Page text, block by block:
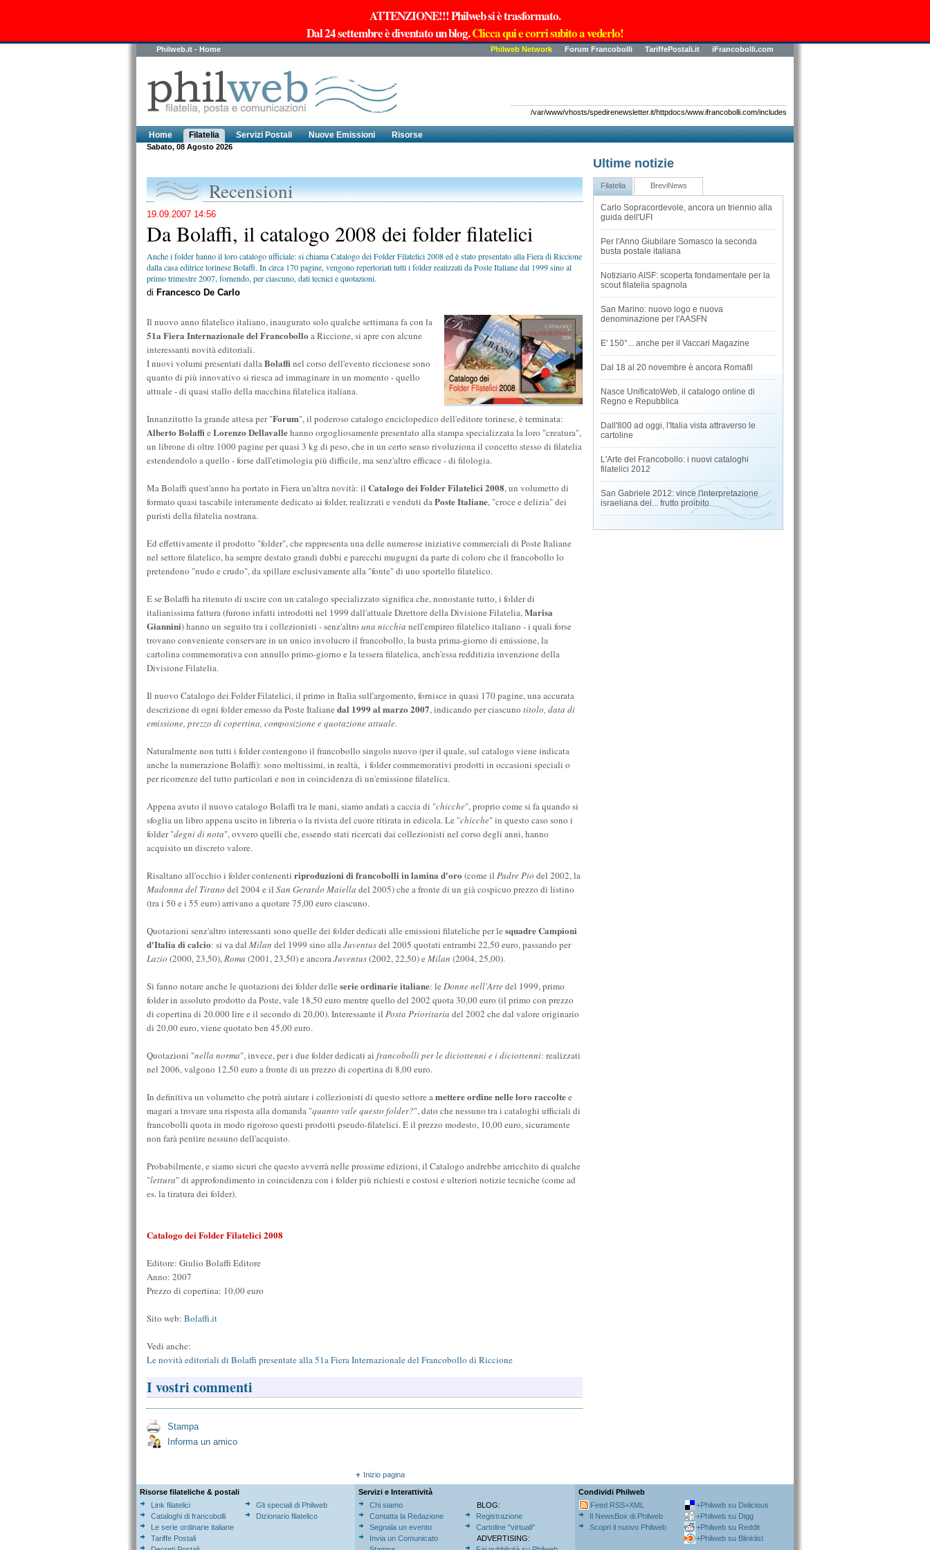
ATTENZIONE!!! Philweb si è trasformato.
Dal 24 settembre è diventato un blog.Clicca qui e corri subito a vederlo!
Philweb.it - Home Philweb Network Forum Francobolli TariffePostali.it iFrancobolli.com
/var/www/vhosts/spedirenewsletter.it/httpdocs/www.ifrancobolli.com/includes
Home Filatelia Servizi Postali Nuove Emissioni Risorse
Sabato, 08 Agosto 2026
Ultime notizie
Recensioni
19.09.2007 14:56
Da Bolaffi, il catalogo 2008 dei folder filatelici
Anche i folder hanno il loro catalogo ufficiale: si chiama Catalogo dei Folder Filatelici 2008 ed è stato presentato alla Fiera di Riccione
dalla casa editrice torinese Bolaffi. In circa 170 pagine, vengono repertoriati tutti i folder realizzati da Poste Italiane dal 1999 sino al
primo trimestre 2007, fornendo, per ciascuno, dati tecnici e quotazioni.
di Francesco De Carlo
Il nuovo anno filatelico italiano, inaugurato solo qualche settimana fa con la
51a Fiera Internazionale del Francobollo a Riccione, si apre con alcune
interessanti novità editoriali.
I nuovi volumi presentati dallaBolaffinel corso dell'evento riccionese sono
quanto di più innovativo si riesca ad immaginare in un momento - quello
attuale - di quasi stallo della macchina filatelica italiana.
Innanzitutto la grande attesa per "Forum", il poderoso catalogo enciclopedico dell'editore torinese, è terminata:
Alberto Bolaffie Lorenzo Dellavallehanno orgogliosamente presentato alla stampa specializzata la loro "creatura",
un librone di oltre 1000 pagine per quasi 3 kg di peso, che in un certo senso rivoluziona il concetto stesso di filatelia
estendendolo a quello - forse dall'etimologia più difficile, ma senz'altro efficace - di filologia.
Ma Bolaffi quest'anno ha portato in Fiera un'altra novità: il Catalogo dei Folder Filatelici 2008, un volumetto di
formato quasi tascabile interamente dedicato ai folder, realizzati e venduti daPoste Italiane, "croce e delizia" dei
puristi della filatelia nostrana.
Ed effettivamente il prodotto "folder", che rappresenta una delle numerose iniziative commerciali di Poste Italiane
nel settore filatelico, ha sempre destato grandi dubbi e parecchi mugugni da parte di coloro che il francobollo lo
pretendono "nudo e crudo", da spillare esclusivamente alla "fonte" di uno sportello filatelico.
E se Bolaffi ha ritenuto di uscire con un catalogo specializzato significa che, nonostante tutto, i folder di
italianissima fattura (furono infatti introdotti nel 1999 dall'attuale Direttore della Divisione Filatelia,Marisa
Giannini) hanno un seguito tra i collezionisti - senz'altro una nicchia nell'empireo filatelico italiano - i quali forse
trovano conveniente conservare in un unico involucro il francobollo, la busta prima-giorno di emissione, la
cartolina commemorativa con annullo primo-giorno e la tessera filatelica, anch'essa redditizia invenzione della
Divisione Filatelia.
Il nuovo Catalogo dei Folder Filatelici, il primo in Italia sull'argomento, fornisce in quasi 170 pagine, una accurata
descrizione di ogni folder emesso da Poste Italiane dal 1999 al marzo 2007, indicando per ciascuno titolo, data di
emissione, prezzo di copertina, composizione e quotazione attuale.
Naturalmente non tutti i folder contengono il francobollo singolo nuovo (per il quale, sul catalogo viene indicata
anche la numerazione Bolaffi): sono moltissimi, in realtà, i folder commemorativi prodotti in occasioni speciali o
per ricorrenze del tutto particolari e non in coincidenza di un'emissione filatelica.
Appena avuto il nuovo catalogo Bolaffi tra le mani, siamo andati a caccia di "chicche", proprio come si fa quando si
sfoglia un libro appena uscito in libreria o la rivista del cuore ritirata in edicola. Le "chicche" in questo caso sono i
folder "degni di nota", ovvero quelli che, essendo stati ricercati dai collezionisti nel corso degli anni, hanno
acquisito un discreto valore.
Risaltano all'occhio i folder contenenti riproduzioni di francobolli in lamina d'oro (come il Padre Pio del 2002, la
Madonna del Tirano del 2004 e il San Gerardo Maiella del 2005) che a fronte di un già cospicuo prezzo di listino
(tra i 50 e i 55 euro) arrivano a quotare 75,00 euro ciascuno.
Quotazioni senz'altro interessanti sono quelle dei folder dedicati alle emissioni filateliche per le squadre Campioni
d'Italia di calcio: si va dal Milan del 1999 sino allaJuventusdel 2005 quotati entrambi 22,50 euro, passando per
Lazio (2000, 23,50),Roma (2001, 23,50) e ancoraJuventus(2002, 22,50) e Milan (2004, 25,00).
Si fanno notare anche le quotazioni dei folder delle serie ordinarie italiane: le Donne nell'Artedel 1999, primo
folder in assoluto prodotto da Poste, vale 18,50 euro mentre quello del 2002 quota 30,00 euro (il primo con prezzo
di copertina di 20.000 lire e il secondo di 20,00). Interessante il Posta Prioritaria del 2002 che dal valore originario
di 20,00 euro, viene quotato ben 45,00 euro.
Quotazioni "nella norma", invece, per i due folder dedicati ai francobolli per le diciottenni e i diciottenni: realizzati
nel 2006, valgono 12,50 euro a fronte di un prezzo di copertina di 8,00 euro.
In definitiva un volumetto che potrà aiutare i collezionisti di questo settore amettere ordine nelle loro raccoltee
magari a trovare una risposta alla domanda "quanto vale questo folder?", dato che nessuno tra i cataloghi ufficiali di
francobolli quota in modo rigoroso questi prodotti pseudo-filatelici. E il prezzo modesto, 10,00 euro, sicuramente
non farà pentire nessuno dell'acquisto.
Probabilmente, e siamo sicuri che questo avverrà nelle prossime edizioni, il Catalogo andrebbe arricchito di qualche
"lettura" di approfondimento in coincidenza con i folder più richiesti e costosi e ulteriori notizie tecniche (come ad
es. la tiratura dei folder).
Catalogo dei Folder Filatelici 2008
Editore: Giulio Bolaffi Editore
Anno: 2007
Prezzo di copertina: 10,00 euro
Sito web: Bolaffi.it
Vedi anche:
Le novità editoriali di Bolaffi presentate alla 51a Fiera Internazionale del Francobollo di Riccione
I vostri commenti
Stampa
Informa un amico
Filatelia BreviNews
Carlo Sopracordevole, ancora un triennio alla
guida dell'UFI
Per l'Anno Giubilare Somasco la seconda
busta postale italiana
Notiziario AISF: scoperta fondamentale per la
scout filatelia spagnola
San Marino: nuovo logo e nuova
denominazione per l'AASFN
E' 150°... anche per il Vaccari Magazine
Dal 18 al 20 novembre è ancora Romafil
Nasce UnificatoWeb, il catalogo online di
Regno e Repubblica
Dall'800 ad oggi, l'Italia vista attraverso le
cartoline
L'Arte del Francobollo: i nuovi cataloghi
filatelici 2012
San Gabriele 2012: vince l'interpretazione
israeliana del... frutto proibito
Inizio pagina
Risorse filateliche & postali
Link filatelici
Cataloghi di francobolli
Le serie ordinarie italiane
Tariffe Postali
Gli speciali di Philweb
Dizionario filatelico
Servizi e Interattività
Chi siamo
Contatta la Redazione
Segnala un evento
Invia un Comunicato
BLOG:
Registrazione
Cartoline "virtuali"
ADVERTISING:
Condividi Philweb
Feed RSS+XML
Il NewsBox di Philweb
Scopri il nuovo Philweb
+Philweb su Delicious
+Philweb su Digg
+Philweb su Reddit
+Philweb su Blinklist